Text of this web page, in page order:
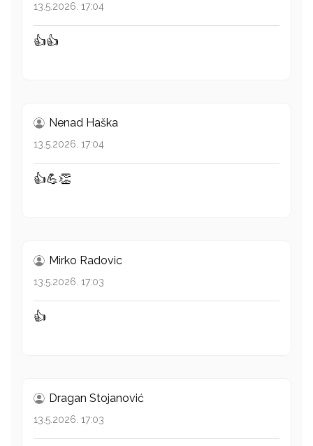
13.5.2026. 17:04
👍👍
Nenad Haška
13.5.2026. 17:04
👍💪👏
Mirko Radovic
13.5.2026. 17:03
👍
Dragan Stojanović
13.5.2026. 17:03